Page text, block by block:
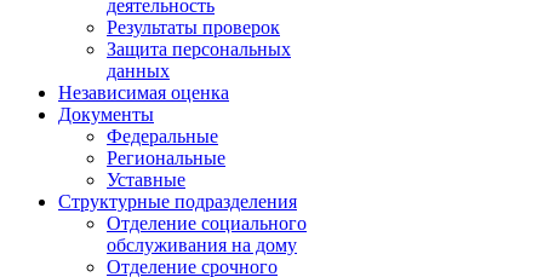
деятельность
Результаты проверок
Защита персональных
данных
Независимая оценка
Документы
Федеральные
Региональные
Уставные
Структурные подразделения
Отделение социального
обслуживания на дому
Отделение срочного